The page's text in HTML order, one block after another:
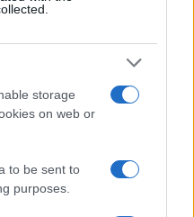
storage
on web or
to be sent to
purposes.
y mapas,…